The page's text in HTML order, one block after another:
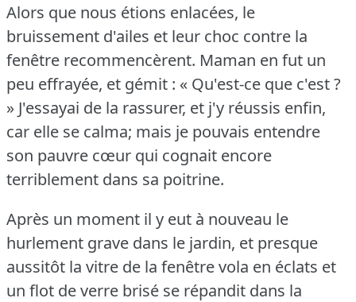
Alors que nous étions enlacées, le
bruissement d'ailes et leur choc contre la
fenêtre recommencèrent. Maman en fut un
peu effrayée, et gémit : « Qu'est-ce que c'est ?
» J'essayai de la rassurer, et j'y réussis enfin,
car elle se calma; mais je pouvais entendre
son pauvre cœur qui cognait encore
terriblement dans sa poitrine.
Après un moment il y eut à nouveau le
hurlement grave dans le jardin, et presque
aussitôt la vitre de la fenêtre vola en éclats et
un flot de verre brisé se répandit dans la